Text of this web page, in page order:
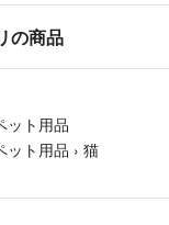
の商品
ット用品
ット用品 › 猫